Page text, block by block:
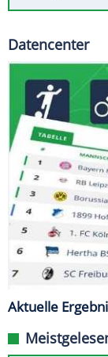
Datencenter
Aktuelle